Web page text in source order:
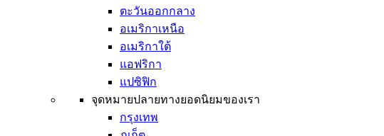
ตะวันออกกลาง
อเมริกาเหนือ
อเมริกาใต้
แอฟริกา
แปซิฟิก
จุดหมายปลายทางยอดนิยมของเรา
กรุงเทพ